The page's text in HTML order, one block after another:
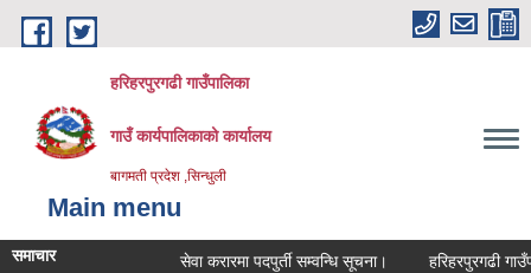
Skip to main content
हरिहरपुरगढी गाउँपालिका
गाउँ कार्यपालिकाको कार्यालय
बागमती प्रदेश ,सिन्धुली
Main menu
समाचार सेवा करारमा पदपुर्ती सम्वन्धि सूचना। हरिहरपुरगढी